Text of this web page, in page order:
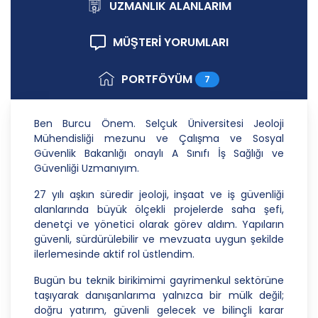
Veri İşleme Faaliyetlerinde Bulunma
CB Gayrimenkul Franchising Pazarlama ve
Danışmanlık Hizmetleri A.Ş.; kişisel verilerin
işlenmesi faaliyetleri kapsamında hukuka ve
yükümlüdür. Bu kapsamda, orantılılık gereklilikleri
dikkate alınacakve kişisel verileri işleme amacı
dışında kullanmayacaktır.
Güncel Olmasını Sağlama
CB Gayrimenkul Franchising Pazarlama ve
Danışmanlık Hizmetleri A.Ş.; kişisel veri sahiplerinin
temel haklarını ve kendi meşru menfaatlerini
güncel olmasını sağlamakla ve bu doğrultuda
gerekli tedbirleri almak için gerekli sistemleri
kurmakla yükümlüdür.
UZMANLIK ALANLARIM
MÜŞTERİ YORUMLARI
PORTFÖYÜM 7
Ben Burcu Önem. Selçuk Üniversitesi Jeoloji
Mühendisliği mezunu ve Çalışma ve Sosyal
Güvenlik Bakanlığı onaylı A Sınıfı İş Sağlığı ve
Güvenliği Uzmanıyım.
27 yılı aşkın süredir jeoloji, inşaat ve iş güvenliği
alanlarında büyük ölçekli projelerde saha şefi,
denetçi ve yönetici olarak görev aldım. Yapıların
güvenli, sürdürülebilir ve mevzuata uygun şekilde
ilerlemesinde aktif rol üstlendim.
Bugün bu teknik birikimimi gayrimenkul sektörüne
taşıyarak danışanlarıma yalnızca bir mülk değil;
doğru yatırım, güvenli gelecek ve bilinçli karar